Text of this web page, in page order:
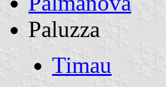
Paluzza
Timau